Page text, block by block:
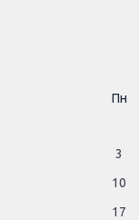
Пн
3
10
17